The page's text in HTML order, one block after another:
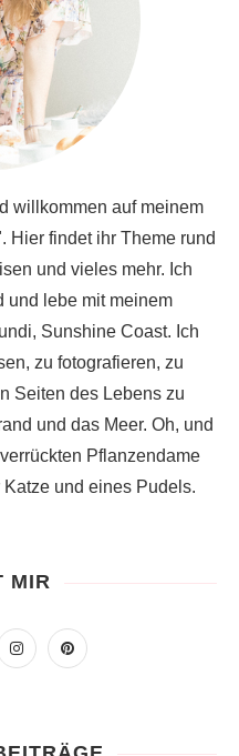
willkommen auf meinem
Hier findet ihr Theme rund
und vieles mehr. Ich
und lebe mit meinem
Sunshine Coast. Ich
zu fotografieren, zu
Seiten des Lebens zu
und das Meer. Oh, und
Pflanzendame
und eines Pudels.
MIR